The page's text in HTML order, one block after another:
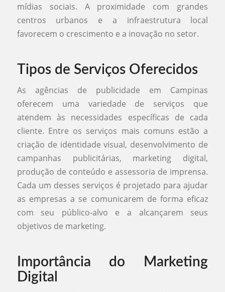
mídias sociais. A proximidade com grandes
centros urbanos e a infraestrutura local
favorecem o crescimento e a inovação no setor.
Tipos de Serviços Oferecidos
As agências de publicidade em Campinas
oferecem uma variedade de serviços que
atendem às necessidades específicas de cada
cliente. Entre os serviços mais comuns estão a
criação de identidade visual, desenvolvimento de
campanhas publicitárias, marketing digital,
produção de conteúdo e assessoria de imprensa.
Cada um desses serviços é projetado para ajudar
as empresas a se comunicarem de forma eficaz
com seu público-alvo e a alcançarem seus
objetivos de marketing.
Importância do Marketing
Digital